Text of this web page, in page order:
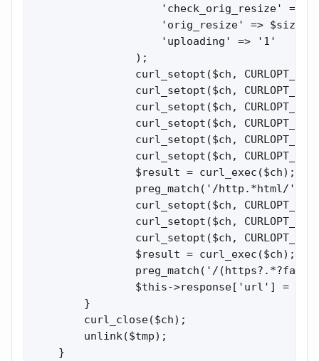
'check_orig_resize' =>
                    'orig_resize' => $size,
                    'uploading' => '1'
                );
curl_setopt($ch,
curl_setopt($ch,
curl_setopt($ch,
curl_setopt($ch,
curl_setopt($ch,
curl_setopt($ch,
                $result = curl_exec($ch);
preg_match('/http.*html/',
curl_setopt($ch,
curl_setopt($ch,
curl_setopt($ch,
                $result = curl_exec($ch);
preg_match('/
$this->response['url'] =
        }
        curl_close($ch);
        unlink($tmp);
    }